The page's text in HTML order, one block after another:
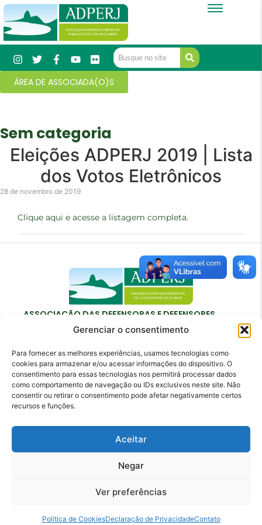
Gerenciar o consentimento
Para fornecer as melhores experiências, usamos tecnologias como
cookies para armazenar e/ou acessar informações do dispositivo. O
consentimento para essas tecnologias nos permitirá processar dados
como comportamento de navegação ou IDs exclusivos neste site. Não
consentir ou retirar o consentimento pode afetar negativamente certos
recursos e funções.
Aceitar
Negar
Ver preferências
Política de CookiesDeclaração de PrivacidadeContato
ÁREA DE ASSOCIADA(O)S
Sem categoria
Eleições ADPERJ 2019 | Lista
dos Votos Eletrônicos
28 de novembro de 2019
Clique aqui e acesse a listagem completa.
ASSOCIAÇÃO DAS DEFENSORAS E DEFENSORES
PÚBLICOS DO ESTADO DO RIO DE JANEIRO
Contato
adperj@adperj.com.br
(21) 2220-6022
Janeiro - RJ - CEP: 20011-020